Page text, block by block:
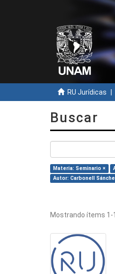
RU Jurídicas
Buscar
Materia: Seminario ×
Autor: Carbonell
Mostrando ítems 1-